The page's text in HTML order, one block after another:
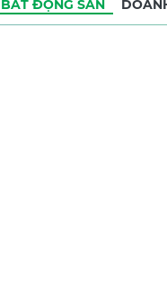
BẤT ĐỘNG SẢN